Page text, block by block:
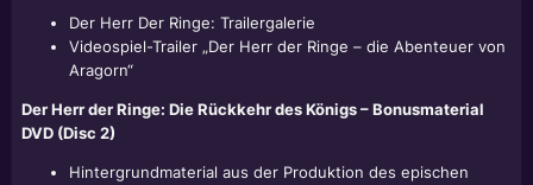
Der Herr Der Ringe: Trailergalerie
Videospiel-Trailer „Der Herr der Ringe – die Abenteuer von
Aragorn“
Der Herr der Ringe: Die Rückkehr des Königs – Bonusmaterial
DVD (Disc 2)
Hintergrundmaterial aus der Produktion des epischen